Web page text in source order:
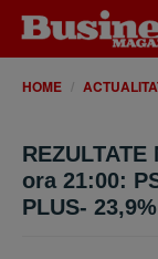
HOME
ora 21:00:
PLUS- 23,9%